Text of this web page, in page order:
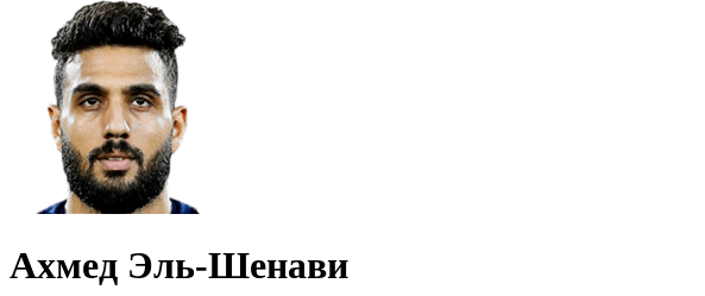
Ахмед Эль-Шенави